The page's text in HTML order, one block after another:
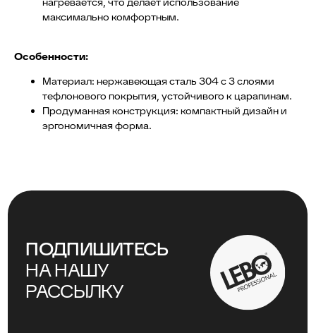
максимально комфортным.
Особенности:
Материал: нержавеющая сталь 304 с 3 слоями
тефлонового покрытия, устойчивого к царапинам.
Продуманная конструкция: компактный дизайн и
эргономичная форма.
@2025
профессионалов кофейного рынка. © LEBO
Professional. При воспроизведении материалов сайта
обязательна установка активной гиперссылки на
источник — страницу с этой публикацией на pro.lebo.ru
ежедневно с 9:00 до 18:00
Дизайн и вёрстка - Рассказова Анастасия
телефон
г. Люберцы,
Котельнический
проезд, д. 3
Политика конфиденциальности